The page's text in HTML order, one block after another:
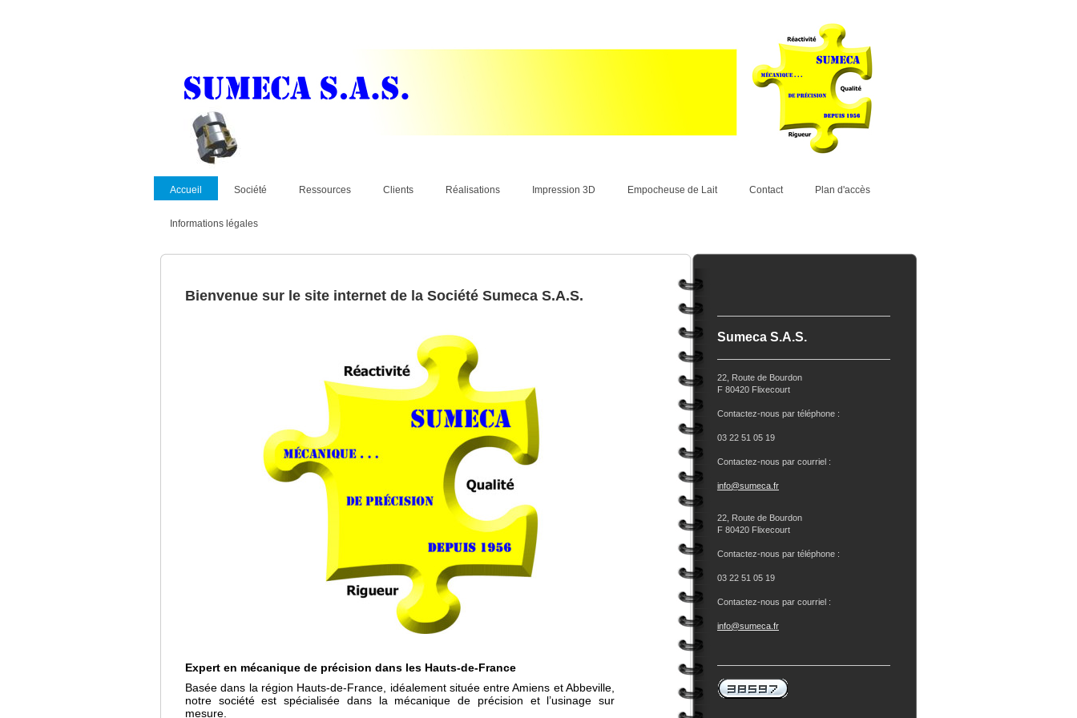
Accueil Société Ressources Clients Réalisations Impression 3D Empocheuse de Lait Contact Plan d'accès
Informations légales
Bienvenue sur le site internet de la Société Sumeca S.A.S.
Expert en mécanique de précision dans les Hauts-de-France
Basée dans la région Hauts-de-France, idéalement située entre Amiens et Abbeville,
notre société est spécialisée dans la mécanique de précision et l’usinage sur
mesure.
Sumeca S.A.S.
22, Route de Bourdon
F 80420 Flixecourt
Contactez-nous par téléphone :
03 22 51 05 19
Contactez-nous par courriel :
info@sumeca.fr
22, Route de Bourdon
F 80420 Flixecourt
Contactez-nous par téléphone :
03 22 51 05 19
Contactez-nous par courriel :
info@sumeca.fr